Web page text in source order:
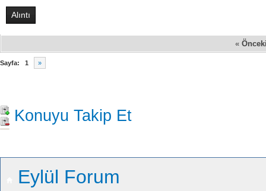
Alıntı
«
Sayfa: 1 »
Konuyu Takip Et
Eylül Forum